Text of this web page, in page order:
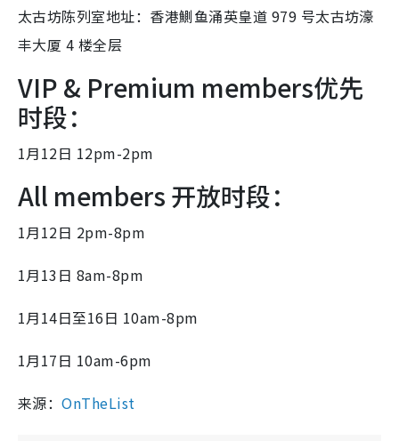
太古坊陈列室地址：香港鰂鱼涌英皇道 979 号太古坊濠
丰大厦 4 楼全层
VIP & Premium members优先
时段：
1月12日 12pm-2pm
All members 开放时段：
1月12日 2pm-8pm
1月13日 8am-8pm
1月14日至16日 10am-8pm
1月17日 10am-6pm
来源：OnTheList